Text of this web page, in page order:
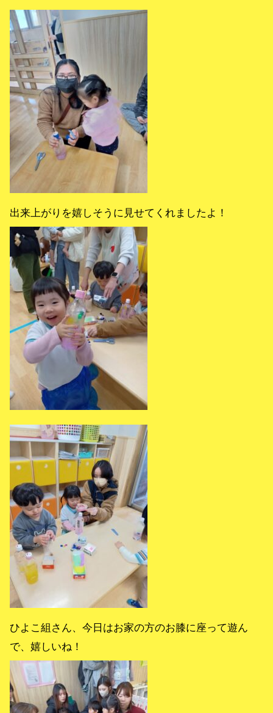
出来上がりを嬉しそうに見せてくれましたよ！
ひよこ組さん、今日はお家の方のお膝に座って遊ん
で、嬉しいね！